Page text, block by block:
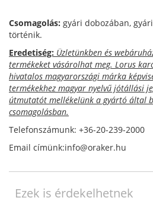
Csomagolás: gyári dobozában,
történik.
Eredetiség: Üzletünkben és
termékeket vásárolhat meg. Lorus
hivatalos magyarországi márka
termékekhez magyar nyelvű jótállási
útmutatót mellékelünk a gyártó által
csomagolásban.
Telefonszámunk: +36-20-239-2000
Email címünk:info@oraker.hu
Ezek is érdekelhetnek